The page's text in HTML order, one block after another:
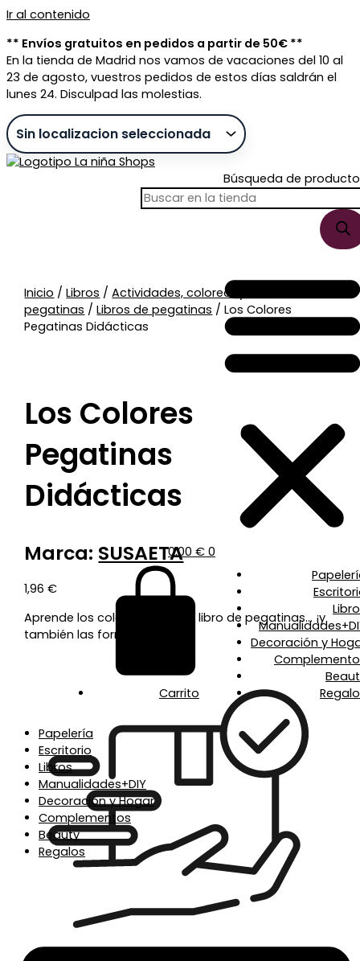
Ir al contenido
** Envíos gratuitos en pedidos a partir de 50€ **
En la tienda de Madrid nos vamos de vacaciones del 10 al
23 de agosto, vuestros pedidos de estos días saldrán el
lunes 24. Disculpad las molestias.
Búsqueda de
0,00 € 0
Carrito
Decoración y
Papelería
Escritorio
Libros
Manualidades+DIY
Decoración y Hogar
Complementos
Beauty
Regalos
Inicio /Libros /Actividades, colorear y
pegatinas /Libros de pegatinas / Los Colores
Pegatinas Didácticas
Los Colores
Pegatinas
Didácticas
Marca: SUSAETA
1,96€
Aprende los colores con este libro de pegatinas… ¡y
también las formas!